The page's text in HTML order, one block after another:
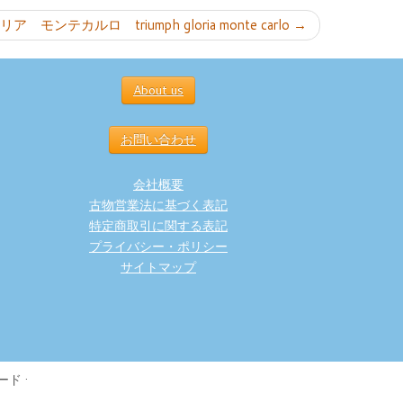
ア モンテカルロ triumph gloria monte carlo →
About us
お問い合わせ
会社概要
古物営業法に基づく表記
特定商取引に関する表記
プライバシー・ポリシー
サイトマップ
ド ·